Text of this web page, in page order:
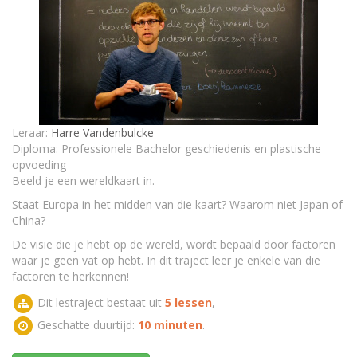
Globalisering of mondialisering, een fenomeen dat
vooral vandaag de dag sterk aanwezig is!
TEST - Je kijk op de wereld!
Leraar: Harre Vandenbulcke
Diploma: Professionele Bachelor geschiedenis en plastische
opvoeding
Beeld je een wereldkaart in.
Staat Europa in het midden van die kaart? Waarom niet Japan of
China?
De visie die je hebt op de wereld, wordt bepaald door factoren
waar je geen vat op hebt. In dit traject leer je enkele van die
factoren te herkennen!
Dit lestraject bestaat uit 5 lessen,
Geschatte duurtijd: 10 minuten.